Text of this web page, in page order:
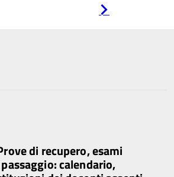
di recupero, esami
calendario,